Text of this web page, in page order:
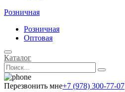
Розничная
Розничная
Оптовая
Каталог
Перезвонить мне+7 (978) 300-77-07